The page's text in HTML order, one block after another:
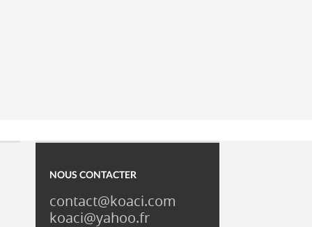
NOUS CONTACTER
contact@koaci.com
koaci@yahoo.fr